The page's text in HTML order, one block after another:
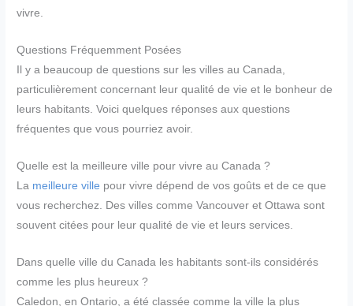
vivre.
Questions Fréquemment Posées
Il y a beaucoup de questions sur les villes au Canada,
particulièrement concernant leur qualité de vie et le bonheur de
leurs habitants. Voici quelques réponses aux questions
fréquentes que vous pourriez avoir.
Quelle est la meilleure ville pour vivre au Canada ?
La meilleure ville pour vivre dépend de vos goûts et de ce que
vous recherchez. Des villes comme Vancouver et Ottawa sont
souvent citées pour leur qualité de vie et leurs services.
Dans quelle ville du Canada les habitants sont-ils considérés
comme les plus heureux ?
Caledon, en Ontario, a été classée comme la ville la plus